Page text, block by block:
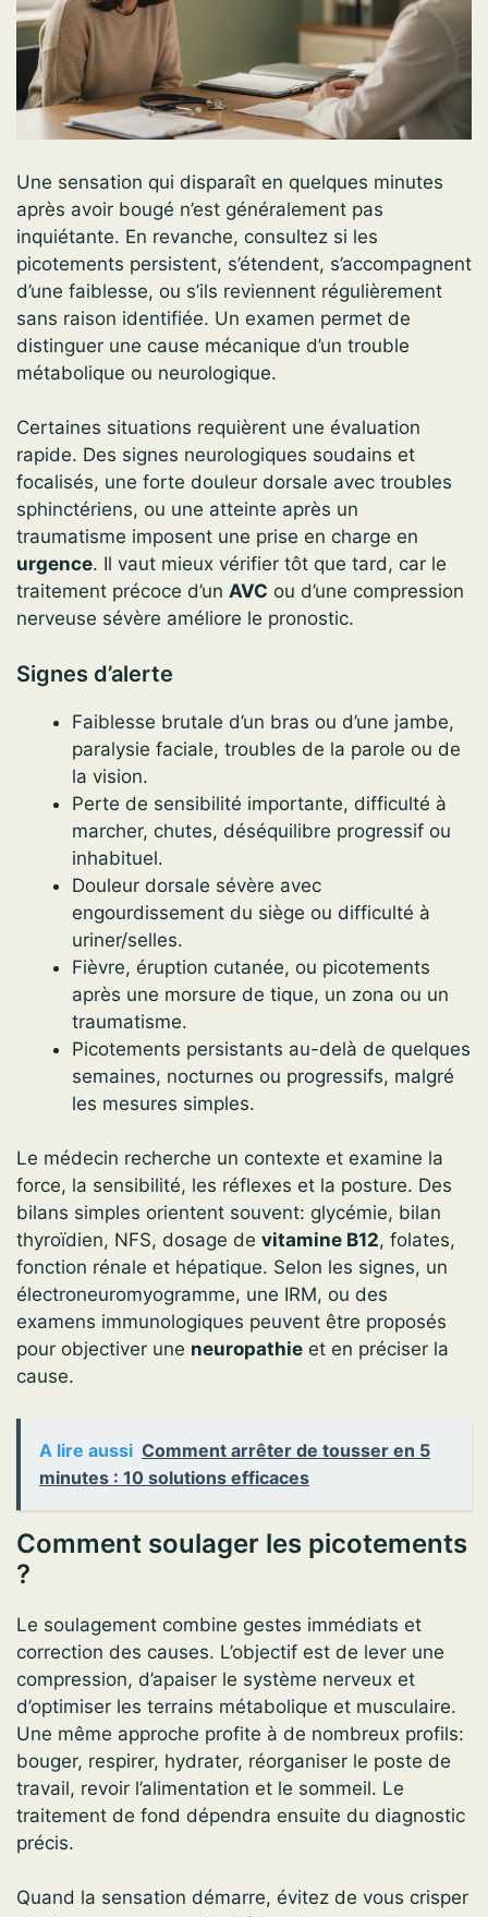
Une sensation qui disparaît en quelques minutes
après avoir bougé n’est généralement pas
inquiétante. En revanche, consultez si les
picotements persistent, s’étendent, s’accompagnent
d’une faiblesse, ou s’ils reviennent régulièrement
sans raison identifiée. Un examen permet de
distinguer une cause mécanique d’un trouble
métabolique ou neurologique.
Certaines situations requièrent une évaluation
rapide. Des signes neurologiques soudains et
focalisés, une forte douleur dorsale avec troubles
sphinctériens, ou une atteinte après un
traumatisme imposent une prise en charge en
urgence. Il vaut mieux vérifier tôt que tard, car le
traitement précoce d’un AVC ou d’une compression
nerveuse sévère améliore le pronostic.
Signes d’alerte
Faiblesse brutale d’un bras ou d’une jambe,
paralysie faciale, troubles de la parole ou de
la vision.
Perte de sensibilité importante, difficulté à
marcher, chutes, déséquilibre progressif ou
inhabituel.
Douleur dorsale sévère avec
engourdissement du siège ou difficulté à
uriner/selles.
Fièvre, éruption cutanée, ou picotements
après une morsure de tique, un zona ou un
traumatisme.
Picotements persistants au-delà de quelques
semaines, nocturnes ou progressifs, malgré
les mesures simples.
Le médecin recherche un contexte et examine la
force, la sensibilité, les réflexes et la posture. Des
bilans simples orientent souvent: glycémie, bilan
thyroïdien, NFS, dosage de vitamine B12, folates,
fonction rénale et hépatique. Selon les signes, un
électroneuromyogramme, une IRM, ou des
examens immunologiques peuvent être proposés
pour objectiver une neuropathie et en préciser la
cause.
A lire aussi Comment arrêter de tousser en 5
minutes : 10 solutions efficaces
Comment soulager les picotements
?
Le soulagement combine gestes immédiats et
correction des causes. L’objectif est de lever une
compression, d’apaiser le système nerveux et
d’optimiser les terrains métabolique et musculaire.
Une même approche profite à de nombreux profils:
bouger, respirer, hydrater, réorganiser le poste de
travail, revoir l’alimentation et le sommeil. Le
traitement de fond dépendra ensuite du diagnostic
précis.
Quand la sensation démarre, évitez de vous crisper